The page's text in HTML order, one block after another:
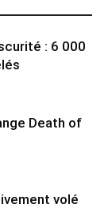
: 6 000
Death of
volé